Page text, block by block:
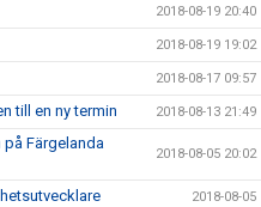
2018-08-19 20:40
2018-08-19 19:02
2018-08-17 09:57
till en ny termin 2018-08-13 21:49
Färgelanda
2018-08-05 20:02
2018-08-05